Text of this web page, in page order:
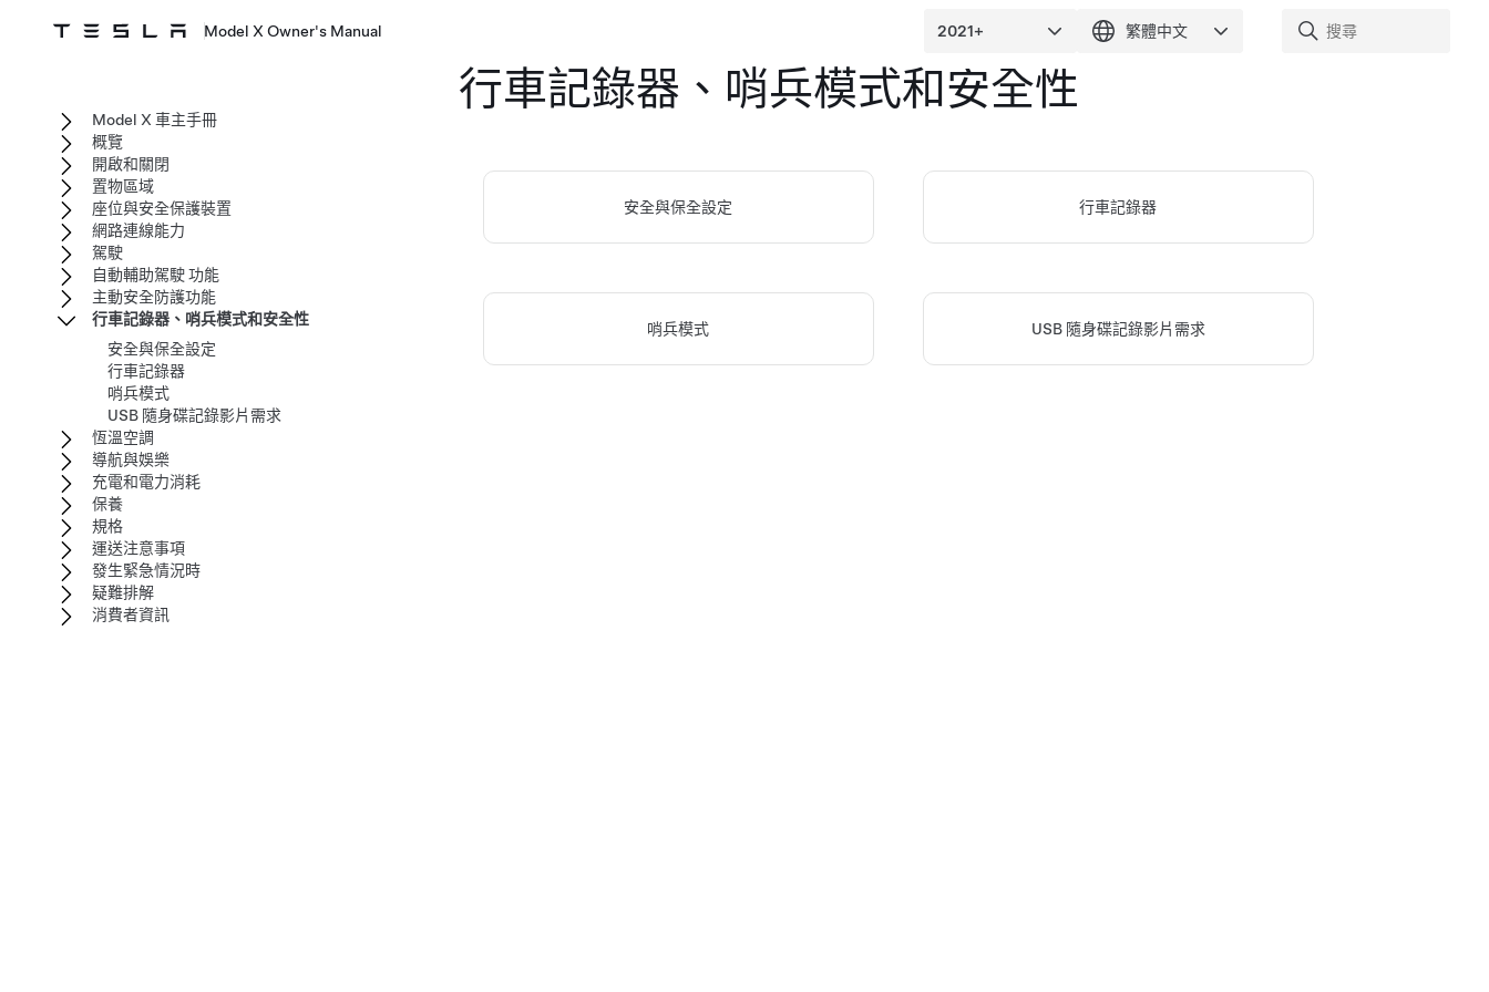
Model X Owner's Manual
行車記錄器、哨兵模式和安全性
安全與保全設定 行車記錄器
哨兵模式 USB 隨身碟記錄影片需求
Model X 車主手冊
概覽
開啟和關閉
置物區域
座位與安全保護裝置
網路連線能力
駕駛
自動輔助駕駛 功能
主動安全防護功能
行車記錄器、哨兵模式和安全性
安全與保全設定
行車記錄器
哨兵模式
USB 隨身碟記錄影片需求
恆溫空調
導航與娛樂
充電和電力消耗
保養
規格
運送注意事項
發生緊急情況時
疑難排解
消費者資訊